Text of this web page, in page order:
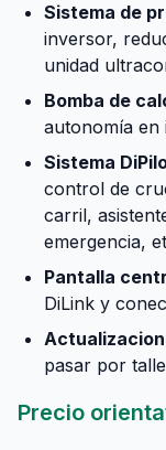
Sistema de
inversor,
unidad
Bomba de
autonomía en
Sistema
control de
carril,
emergencia,
Pantalla
DiLink y
pasar por
Precio